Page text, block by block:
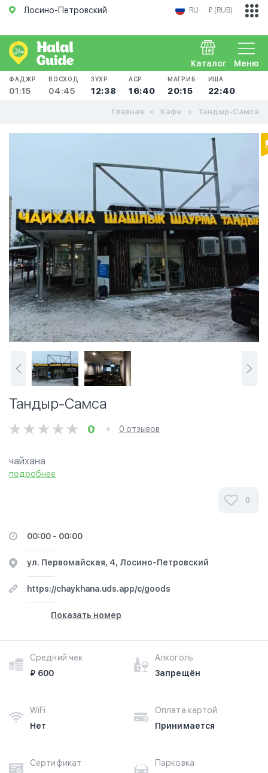
Лосино-Петровский RU ₽ (RUB)
Меню
Каталог
ФАДЖР
01:15
ВОСХОД
04:45
ЗУХР
12:38
АСР
16:40
МАГРИБ
20:15
ИША
22:40
Главная Кафе Тандыр-Самса
Тандыр-Самса
0 0 отзывов
чайхана
подробнее
0
00:00 - 00:00
ул. Первомайская, 4, Лосино-Петровский
https://chaykhana.uds.app/c/goods
Показать номер
Средний чек
₽ 600
Алкоголь
Запрещён
WiFi
Нет
Оплата картой
Принимается
Сертификат
Парковка